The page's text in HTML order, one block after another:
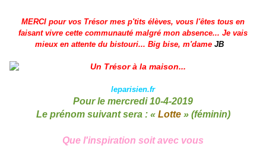
MERCI pour vos Trésor mes p'tits élèves, vous l'êtes tous en
faisant vivre cette communauté malgré mon absence... Je vais
mieux en attente du bistouri... Big bise, m'dame JB
leparisien.fr
Pour le mercredi 10-4-2019
Le prénom suivant sera : « Lotte» (féminin)
Que l'inspiration soit avec vous